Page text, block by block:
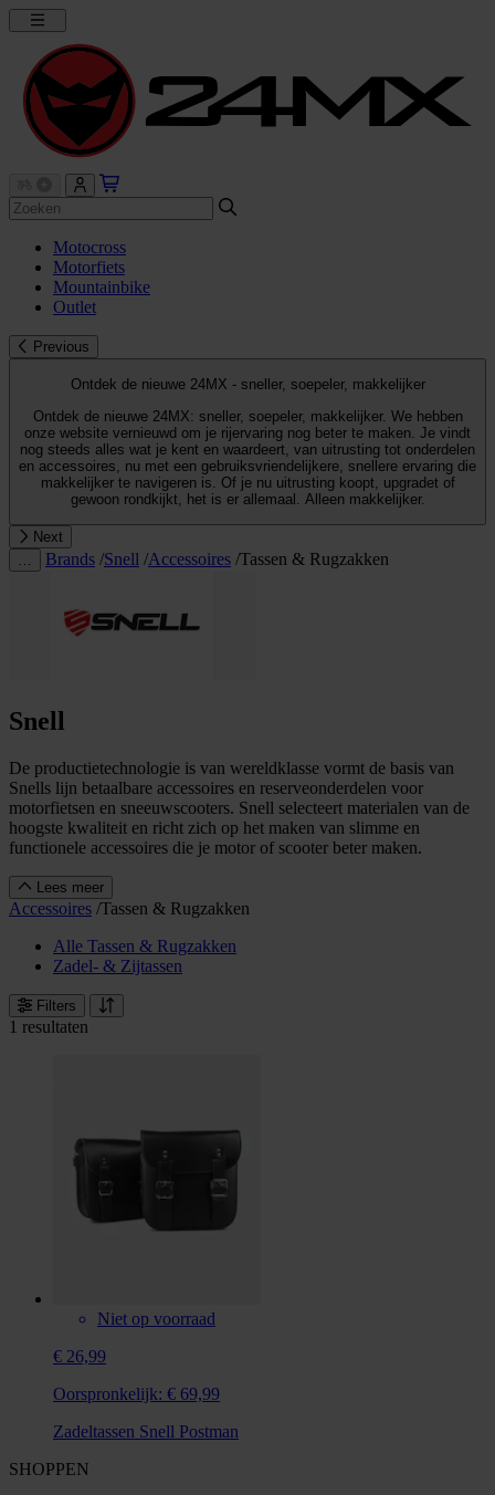
Motocross
Motorfiets
Mountainbike
Outlet
Previous
Ontdek de nieuwe 24MX - sneller, soepeler, makkelijker
Ontdek de nieuwe 24MX: sneller, soepeler, makkelijker. We hebben
onze website vernieuwd om je rijervaring nog beter te maken. Je vindt
nog steeds alles wat je kent en waardeert, van uitrusting tot onderdelen
en accessoires, nu met een gebruiksvriendelijkere, snellere ervaring die
makkelijker te navigeren is. Of je nu uitrusting koopt, upgradet of
gewoon rondkijkt, het is er allemaal. Alleen makkelijker.
Next
Brands /Snell /Accessoires /Tassen & Rugzakken
Snell
De productietechnologie is van wereldklasse vormt de basis van
Snells lijn betaalbare accessoires en reserveonderdelen voor
motorfietsen en sneeuwscooters. Snell selecteert materialen van de
hoogste kwaliteit en richt zich op het maken van slimme en
functionele accessoires die je motor of scooter beter maken.
Lees meer
Accessoires /Tassen & Rugzakken
Alle Tassen & Rugzakken
Zadel- & Zijtassen
Filters
1 resultaten
Niet op voorraad
€ 26,99
Oorspronkelijk: € 69,99
Zadeltassen Snell Postman
SHOPPEN